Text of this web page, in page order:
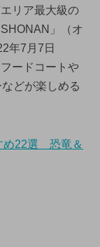
リア最大級の
」（オ
年7月7日
ードコートや
どが楽しめる
め22選 恐竜＆